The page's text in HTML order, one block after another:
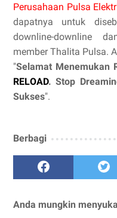
Perusahaan Pulsa
dapatnya untuk
downline-downline
member Thalita Pulsa.
"Selamat Menemukan
RELOAD. Stop
Sukses".
Berbagi
Anda mungkin